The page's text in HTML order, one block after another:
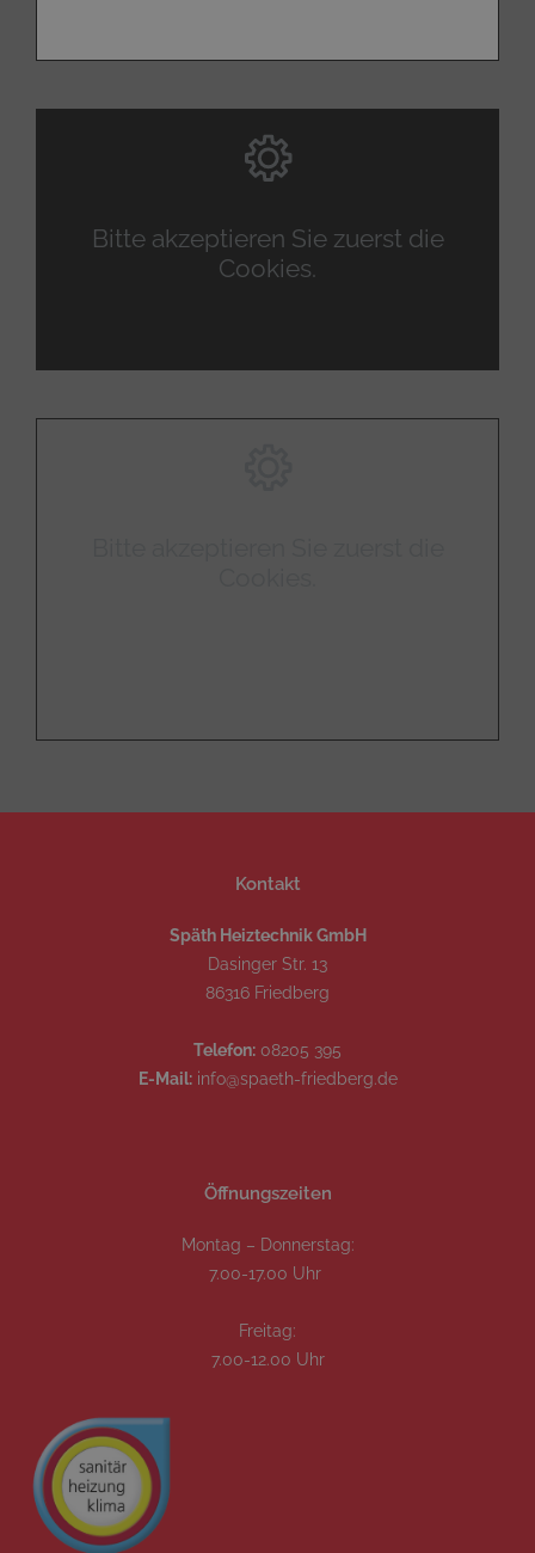
Bitte akzeptieren Sie zuerst die
Cookies.
Kontakt
Späth Heiztechnik GmbH
Dasinger Str. 13
86316 Friedberg
Telefon: 08205 395
E-Mail: info@spaeth-friedberg.de
Öffnungszeiten
Montag – Donnerstag:
7.00-17.00 Uhr
Freitag:
7.00-12.00 Uhr